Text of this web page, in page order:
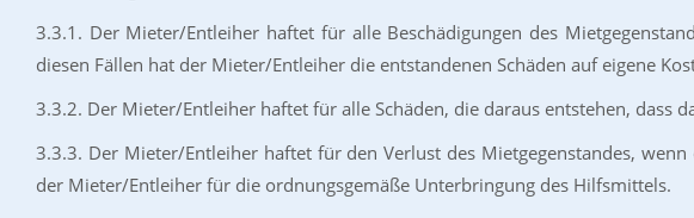
3.3.1. Der Mieter/Entleiher haftet für alle Beschädigungen des
diesen Fällen hat der Mieter/Entleiher die entstandenen Schäden auf eigene
3.3.2. Der Mieter/Entleiher haftet für alle Schäden, die daraus entstehen,
3.3.3. Der Mieter/Entleiher haftet für den Verlust des Mietgegenstandes,
der Mieter/Entleiher für die ordnungsgemäße Unterbringung des Hilfsmittels.